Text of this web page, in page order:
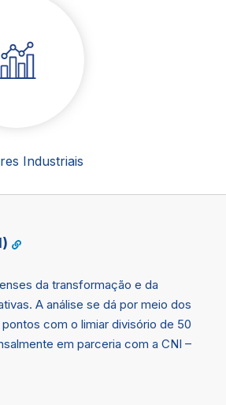
Industriais
da transformação e da
A análise se dá por meio dos
com o limiar divisório de 50
em parceria com a CNI –